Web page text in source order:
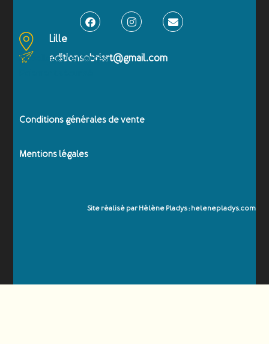
Lille
editionsobriart@gmail.com
Emballages renforcés
Conditions générales de vente
Mentions légales
Site réalisé par Hélène Pladys : helenepladys.com